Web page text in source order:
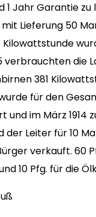
1 Jahr Garantie zu
Lieferung 50
Kilowattstunde
verbrauchten die
381
für den
und im März 1914
der Leiter für 10
verkauft. 60
10 Pfg. für die